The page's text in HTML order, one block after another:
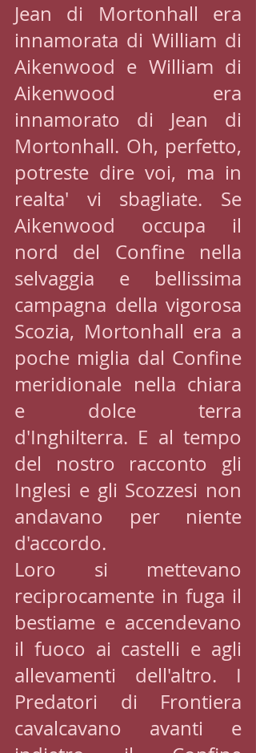
Jean di Mortonhall era
innamorata di William di
Aikenwood e William di
Aikenwood era
innamorato di Jean di
Mortonhall. Oh, perfetto,
potreste dire voi, ma in
realta' vi sbagliate. Se
Aikenwood occupa il
nord del Confine nella
selvaggia e bellissima
campagna della vigorosa
Scozia, Mortonhall era a
poche miglia dal Confine
meridionale nella chiara
e dolce terra
d'Inghilterra. E al tempo
del nostro racconto gli
Inglesi e gli Scozzesi non
andavano per niente
d'accordo.
Loro si mettevano
reciprocamente in fuga il
bestiame e accendevano
il fuoco ai castelli e agli
allevamenti dell'altro. I
Predatori di Frontiera
cavalcavano avanti e